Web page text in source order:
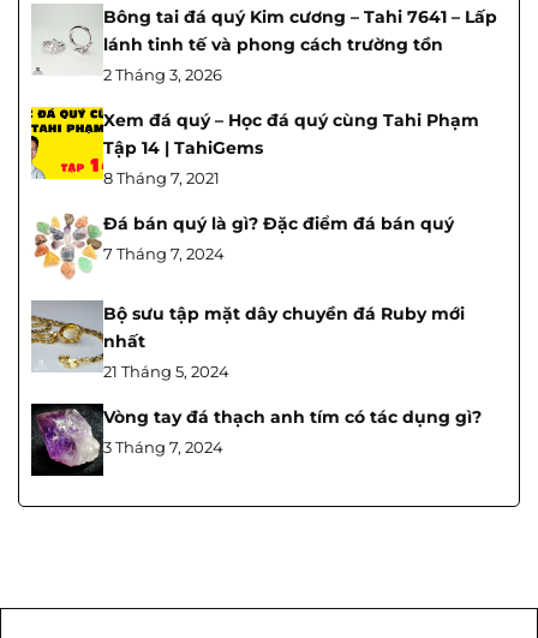
Bông tai đá quý Kim cương – Tahi 7641 – Lấp
lánh tinh tế và phong cách trường tồn
2 Tháng 3, 2026
Xem đá quý – Học đá quý cùng Tahi Phạm
Tập 14 | TahiGems
8 Tháng 7, 2021
Đá bán quý là gì? Đặc điểm đá bán quý
7 Tháng 7, 2024
Bộ sưu tập mặt dây chuyền đá Ruby mới
nhất
21 Tháng 5, 2024
Vòng tay đá thạch anh tím có tác dụng gì?
3 Tháng 7, 2024